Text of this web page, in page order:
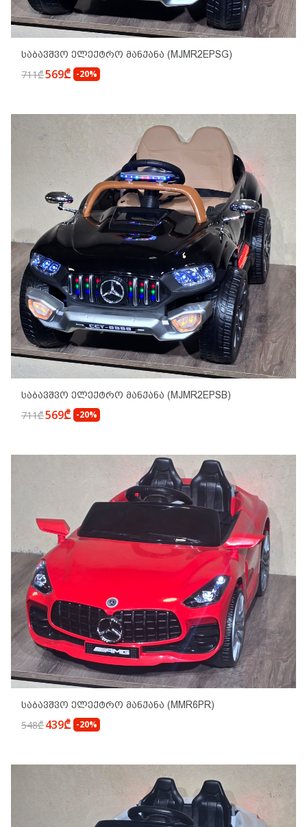
Საბავშვო Ელექტრო Მანქანა (MJMR2EPSG)
711₾569₾ -20%
Საბავშვო Ელექტრო Მანქანა (MJMR2EPSB)
711₾569₾ -20%
Საბავშვო Ელექტრო Მანქანა (MMR6PR)
548₾439₾ -20%